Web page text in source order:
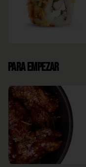
Para Empezar